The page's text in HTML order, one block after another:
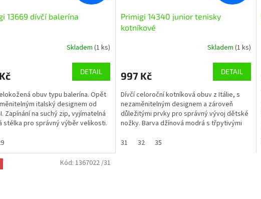
13669 dívčí balerína
Skladem (1 ks)
DETAIL
obuv typu balerína. Opět
italský designem od
Zapínání na suchý zip, vyjímatelná
stélka pro správný výběr velikosti.
Primigi 14340 junior tenisky
kotníkové
Skladem (1 ks)
997 Kč DETAIL
Dívčí celoroční kotníková obuv z Itálie, s
nezaměnitelným designem a zároveň
důležitými prvky pro správný vývoj dětské
nožky. Barva džínová modrá s třpytivými
31
32 35
Kód: 1367022 /31